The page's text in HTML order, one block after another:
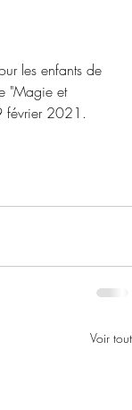
les enfants de
"Magie et
février 2021.
Voir tout